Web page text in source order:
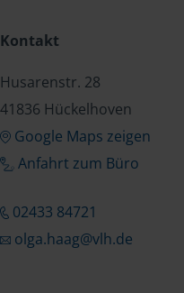
Kontakt
Husarenstr. 28
41836 Hückelhoven
Google Maps zeigen
Anfahrt zum Büro
02433 84721
olga.haag@vlh.de